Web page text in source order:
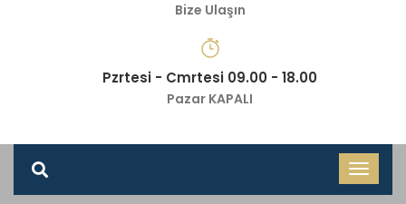
Bize Ulaşın
Pzrtesi - Cmrtesi 09.00 - 18.00
Pazar KAPALI